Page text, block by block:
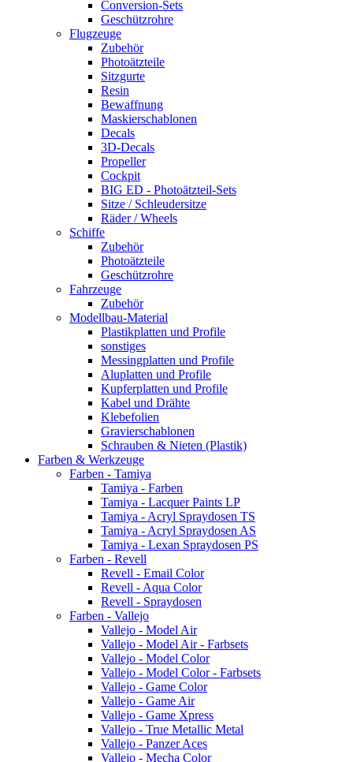
Conversion-Sets
Geschützrohre
Flugzeuge
Zubehör
Photoätzteile
Sitzgurte
Resin
Bewaffnung
Maskierschablonen
Decals
3D-Decals
Propeller
Cockpit
BIG ED - Photoätzteil-Sets
Sitze / Schleudersitze
Räder / Wheels
Schiffe
Zubehör
Photoätzteile
Geschützrohre
Fahrzeuge
Zubehör
Modellbau-Material
Plastikplatten und Profile
sonstiges
Messingplatten und Profile
Aluplatten und Profile
Kupferplatten und Profile
Kabel und Drähte
Klebefolien
Gravierschablonen
Schrauben & Nieten (Plastik)
Farben & Werkzeuge
Farben - Tamiya
Tamiya - Farben
Tamiya - Lacquer Paints LP
Tamiya - Acryl Spraydosen TS
Tamiya - Acryl Spraydosen AS
Tamiya - Lexan Spraydosen PS
Farben - Revell
Revell - Email Color
Revell - Aqua Color
Revell - Spraydosen
Farben - Vallejo
Vallejo - Model Air
Vallejo - Model Air - Farbsets
Vallejo - Model Color
Vallejo - Model Color - Farbsets
Vallejo - Game Color
Vallejo - Game Air
Vallejo - Game Xpress
Vallejo - True Metallic Metal
Vallejo - Panzer Aces
Vallejo - Mecha Color